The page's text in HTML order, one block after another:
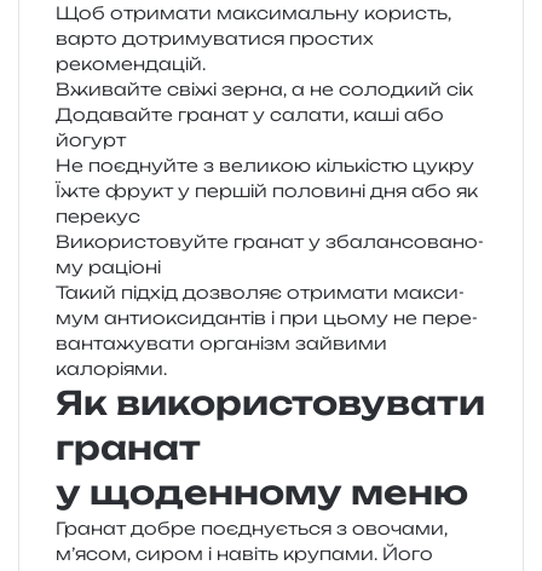
Щоб отри­ма­ти макси­маль­ну користь,
варто дотри­му­ва­ти­ся про­стих
рекомендацій.
Вживайте свіжі зерна, а не солод­кий сік
Додавайте гра­нат у сала­ти, каші або
йогурт
Не поєд­нуй­те з вели­кою кіль­кі­стю цукру
Їжте фрукт у пер­шій поло­ви­ні дня або як
перекус
Використовуйте гра­нат у зба­лан­со­ва­но­
му раціоні
Такий під­хід дозво­ляє отри­ма­ти макси­
мум анти­о­кси­дан­тів і при цьому не пере­
ван­та­жу­ва­ти орга­нізм зай­ви­ми
калоріями.
Як використовувати
гранат
у щоденному меню
Гранат добре поєд­ну­є­ться з ово­ча­ми,
м’ясом, сиром і навіть кру­па­ми. Його